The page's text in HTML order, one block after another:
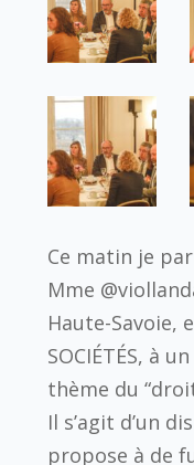
Ce matin je
Mme
Haute-Savoie,
SOCIÉTÉS, à
thème du
Il s’agit d’un
propose à de